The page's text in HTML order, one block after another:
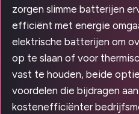
zorgen slimme batterijen
efficiënt met energie
elektrische batterijen om
op te slaan of voor
vast te houden, beide
voordelen die bijdragen
kostenefficiënter